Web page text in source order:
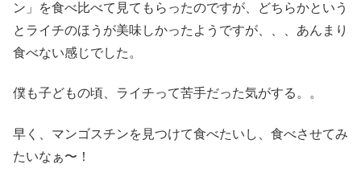
ン」を食べ比べて見てもらったのですが、どちらかという
とライチのほうが美味しかったようですが、、、あんまり
食べない感じでした。
僕も子どもの頃、ライチって苦手だった気がする。。
早く、マンゴスチンを見つけて食べたいし、食べさせてみ
たいなぁ〜！